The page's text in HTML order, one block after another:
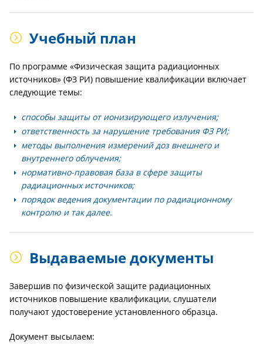
Учебный план
По программе «Физическая защита радиационных
источников» (ФЗ РИ) повышение квалификации включает
следующие темы:
способы защиты от ионизирующего излучения;
ответственность за нарушение требования ФЗ РИ;
методы выполнения измерений доз внешнего и
внутреннего облучения;
нормативно-правовая база в сфере защиты
радиационных источников;
порядок ведения документации по радиационному
контролю и так далее.
Выдаваемые документы
Завершив по физической защите радиационных
источников повышение квалификации, слушатели
получают удостоверение установленного образца.
Документ высылаем: